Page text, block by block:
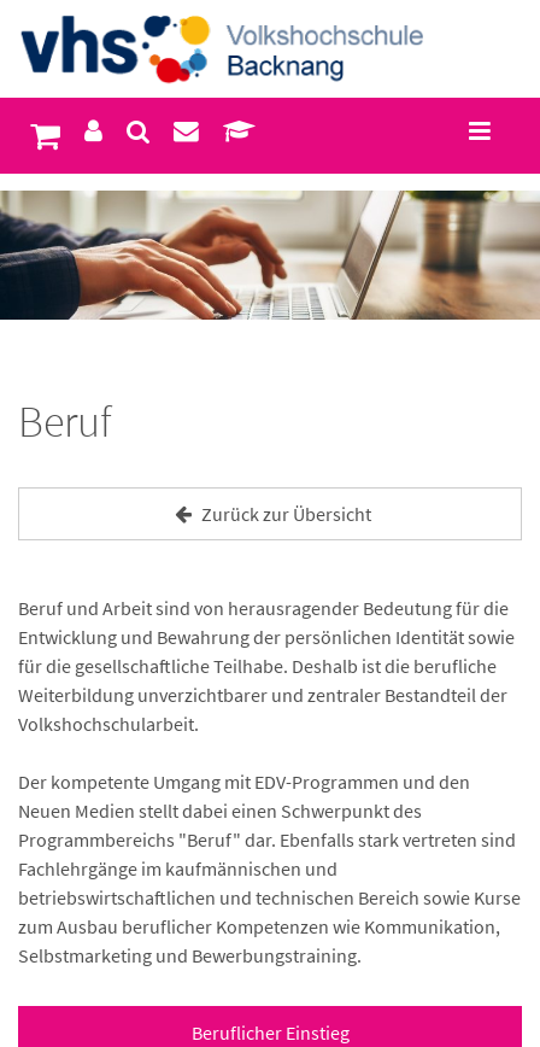
Beruf
Zurück zur Übersicht
Beruf und Arbeit sind von herausragender Bedeutung für die
Entwicklung und Bewahrung der persönlichen Identität sowie
für die gesellschaftliche Teilhabe. Deshalb ist die berufliche
Weiterbildung unverzichtbarer und zentraler Bestandteil der
Volkshochschularbeit.
Der kompetente Umgang mit EDV-Programmen und den
Neuen Medien stellt dabei einen Schwerpunkt des
Programmbereichs "Beruf" dar. Ebenfalls stark vertreten sind
Fachlehrgänge im kaufmännischen und
betriebswirtschaftlichen und technischen Bereich sowie Kurse
zum Ausbau beruflicher Kompetenzen wie Kommunikation,
Selbstmarketing und Bewerbungstraining.
Beruflicher Einstieg